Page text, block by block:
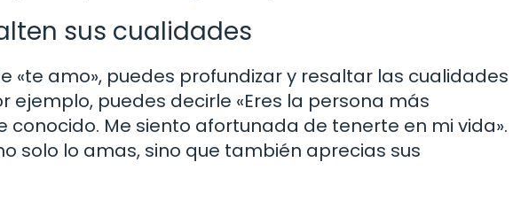
sus cualidades
«te amo», puedes profundizar y resaltar las cualidades
ejemplo, puedes decirle «Eres la persona más
Me siento afortunada de tenerte en mi vida».
solo lo amas, sino que también aprecias sus